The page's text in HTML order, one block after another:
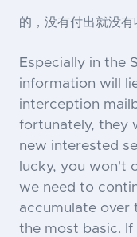
的，没有付出就没有
Especially in the
information will
interception
fortunately, they
new interested
lucky, you won't
we need to
accumulate over
the most basic.